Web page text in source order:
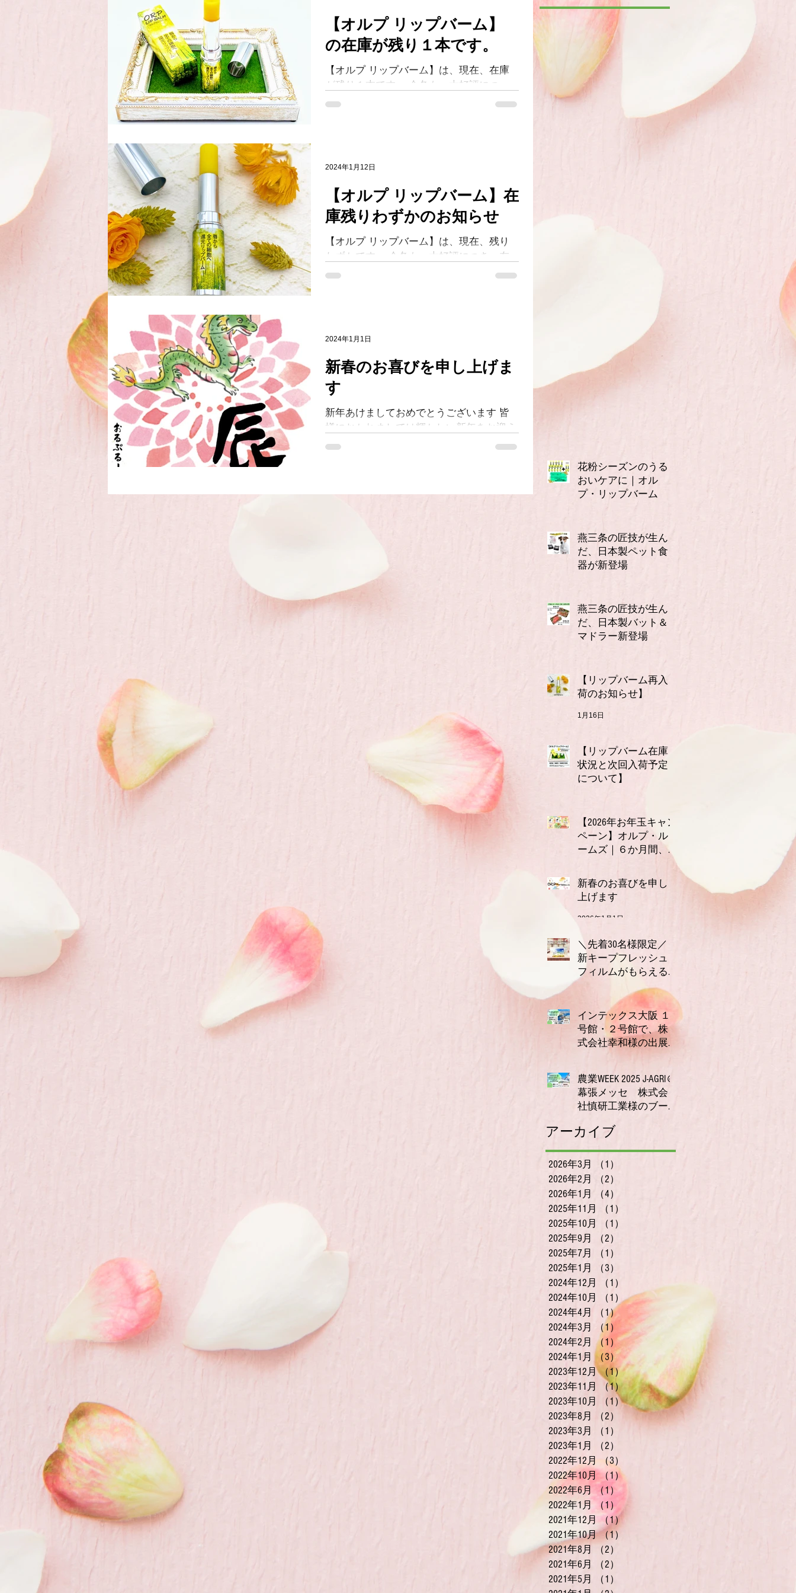
【オルプ リップバーム】
の在庫が残り１本です。
【オルプ リップバーム】は、現在、在庫
が残り１本です。 今冬も、大好評につ
き、在庫が残り１本です。 在庫売切れ後
【オルプ リップバーム】在
庫残りわずかのお知らせ
【オルプ リップバーム】は、現在、残り
わずかです。 今冬も、大好評につき、在
庫が残りわずかとなっております。 在庫
2024年1月12日
新春のお喜びを申し上げま
す
新年あけましておめでとうございます 皆
様におかれましては輝かしい新年をお迎え
のこととお喜び申し上げます また 旧年中
2024年1月1日
花粉シーズンのうる
おいケアに｜オル
プ・リップバーム
燕三条の匠技が生ん
だ、日本製ペット食
器が新登場
燕三条の匠技が生ん
だ、日本製バット＆
マドラー新登場
【リップバーム再入
荷のお知らせ】
1月16日
【リップバーム在庫
状況と次回入荷予定
について】
【2026年お年玉キャン
ペーン】オルプ・ル
ームズ｜６か月間、
分クーポン付きお年
玉セット（全６種）
新春のお喜びを申し
上げます
2026年1月1日
＼先着30名様限定／
新キープフレッシュ
フィルムがもらえる
キャンペーン実施
中！【今だけ2枚プレ
ゼント】
2025年11月21日
インテックス大阪 １
号館・２号館で、株
式会社幸和様の出展
測定会を開催！
農業WEEK 2025 J‑AGRI＠
幕張メッセ 株式会
社慎研工業様のブー
かる体調チェック、
無料で体験いただけ
ます〜
2025年9月11日
アーカイブ
2026年3月 （1）
2026年2月
（2）
2026年1月
（4）
2025年11月
（1）
2025年10月
（1）
2025年9月
（2）
2025年7月
（1）
2025年1月
（3）
2024年12月
（1）
2024年10月
（1）1件の記事
2024年4月
（1）
2024年3月
（1）
1件の記事
2024年2月 （1）1件の記事
2024年1月
（3）3件の記事
2023年12月 （1）1件の記事
2023年11月
（1） 1件の記事
2023年10月
（1）1件の記事
2023年8月
（2）
2件の記事
2023年3月
（1）
2023年1月
（2）
2022年12月
（3）
2022年10月 （1）1件の記事
2022年6月 （1）1件の記事
2022年1月
（1）
1件の記事
2021年12月
（1）
2021年10月
（1）
2021年8月
（2）
2021年6月
（2）
2021年5月
（1）